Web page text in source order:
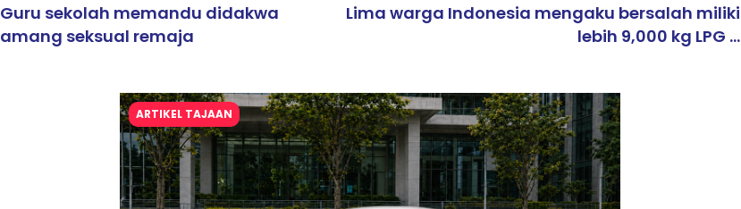
Guru sekolah memandu didakwa
amang seksual remaja
Lima warga Indonesia mengaku bersalah miliki
lebih 9,000 kg LPG ...
ARTIKEL TAJAAN